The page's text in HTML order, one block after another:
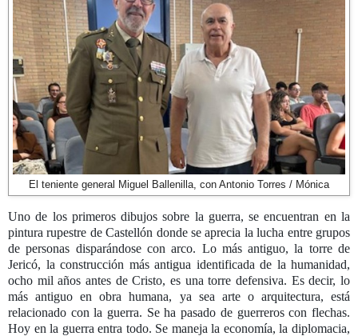
El teniente general Miguel Ballenilla, con Antonio Torres / Mónica
Uno de los primeros dibujos sobre la guerra, se encuentran en la
pintura rupestre de Castellón donde se aprecia la lucha entre grupos
de personas disparándose con arco. Lo más antiguo, la torre de
Jericó, la construcción más antigua identificada de la humanidad,
ocho mil años antes de Cristo, es una torre defensiva. Es decir, lo
más antiguo en obra humana, ya sea arte o arquitectura, está
relacionado con la guerra. Se ha pasado de guerreros con flechas.
Hoy en la guerra entra todo. Se maneja la economía, la diplomacia,